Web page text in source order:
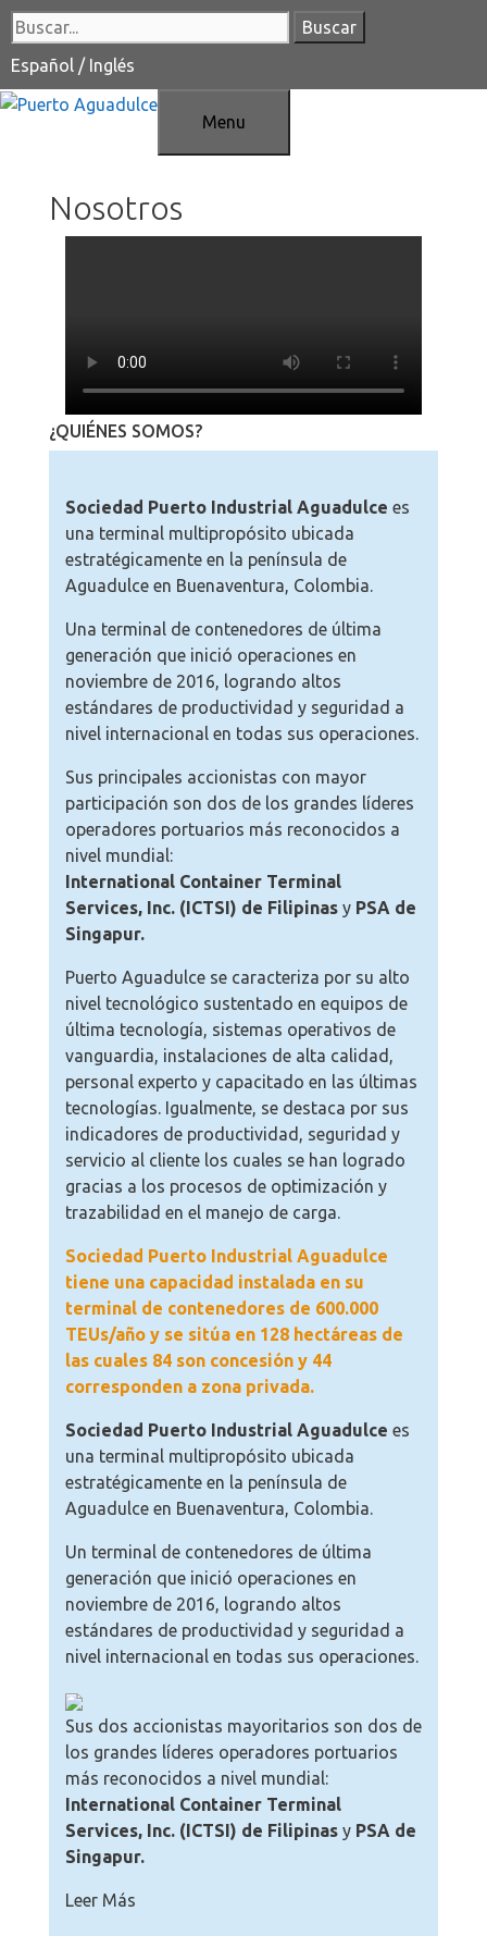
Saltar
al
contenido
Buscar:
Español / Inglés
Menu
Nosotros
¿QUIÉNES SOMOS?
Sociedad Puerto Industrial Aguadulce es
una terminal multipropósito ubicada
estratégicamente en la península de
Aguadulce en Buenaventura, Colombia.
Una terminal de contenedores de última
generación que inició operaciones en
noviembre de 2016, logrando altos
estándares de productividad y seguridad a
nivel internacional en todas sus operaciones.
Sus principales accionistas con mayor
participación son dos de los grandes líderes
operadores portuarios más reconocidos a
nivel mundial:
International Container Terminal
Services, Inc. (ICTSI) de Filipinas y PSA de
Singapur.
Puerto Aguadulce se caracteriza por su alto
nivel tecnológico sustentado en equipos de
última tecnología, sistemas operativos de
vanguardia, instalaciones de alta calidad,
personal experto y capacitado en las últimas
tecnologías. Igualmente, se destaca por sus
indicadores de productividad, seguridad y
servicio al cliente los cuales se han logrado
gracias a los procesos de optimización y
trazabilidad en el manejo de carga.
Sociedad Puerto Industrial Aguadulce
tiene una capacidad instalada en su
terminal de contenedores de 600.000
TEUs/año y se sitúa en 128 hectáreas de
las cuales 84 son concesión y 44
corresponden a zona privada.
Sociedad Puerto Industrial Aguadulce es
una terminal multipropósito ubicada
estratégicamente en la península de
Aguadulce en Buenaventura, Colombia.
Un terminal de contenedores de última
generación que inició operaciones en
noviembre de 2016, logrando altos
estándares de productividad y seguridad a
nivel internacional en todas sus operaciones.
Sus dos accionistas mayoritarios son dos de
los grandes líderes operadores portuarios
más reconocidos a nivel mundial:
International Container Terminal
Services, Inc. (ICTSI) de Filipinas y PSA de
Singapur.
Leer Más